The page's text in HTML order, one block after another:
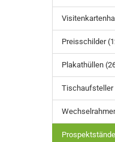
Preisschilder
Plakathüllen
Tischaufsteller